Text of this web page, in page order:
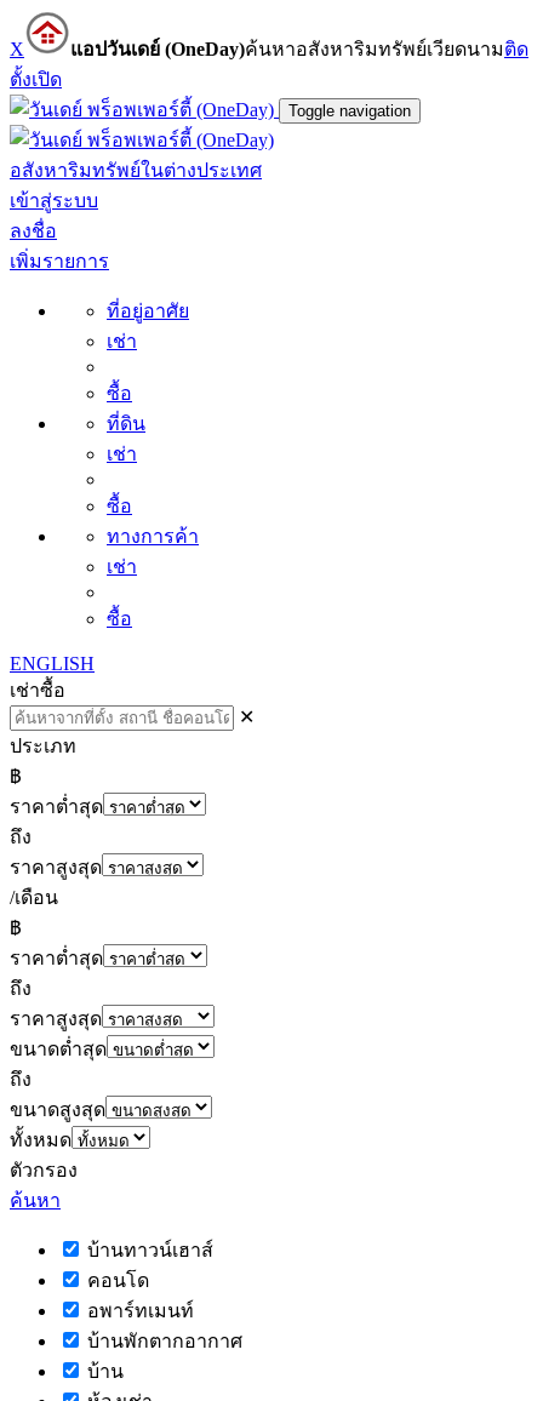
X แอปวันเดย์ (OneDay)ค้นหาอสังหาริมทรัพย์เวียดนามติด
ตั้งเปิด
Toggle navigation
อสังหาริมทรัพย์ในต่างประเทศ
เข้าสู่ระบบ
ลงชื่อ
เพิ่มรายการ
ที่อยู่อาศัย
เช่า
ซื้อ
ที่ดิน
เช่า
ซื้อ
ทางการค้า
เช่า
ซื้อ
ENGLISH
เช่าซื้อ
✕
ประเภท
฿
ราคาต่ำสุด
ถึง
ราคาสูงสุด
/เดือน
฿
ราคาต่ำสุด
ถึง
ราคาสูงสุด
ขนาดต่ำสุด
ถึง
ขนาดสูงสุด
ทั้งหมด
ตัวกรอง
ค้นหา
บ้านทาวน์เฮาส์
คอนโด
อพาร์ทเมนท์
บ้านพักตากอากาศ
บ้าน